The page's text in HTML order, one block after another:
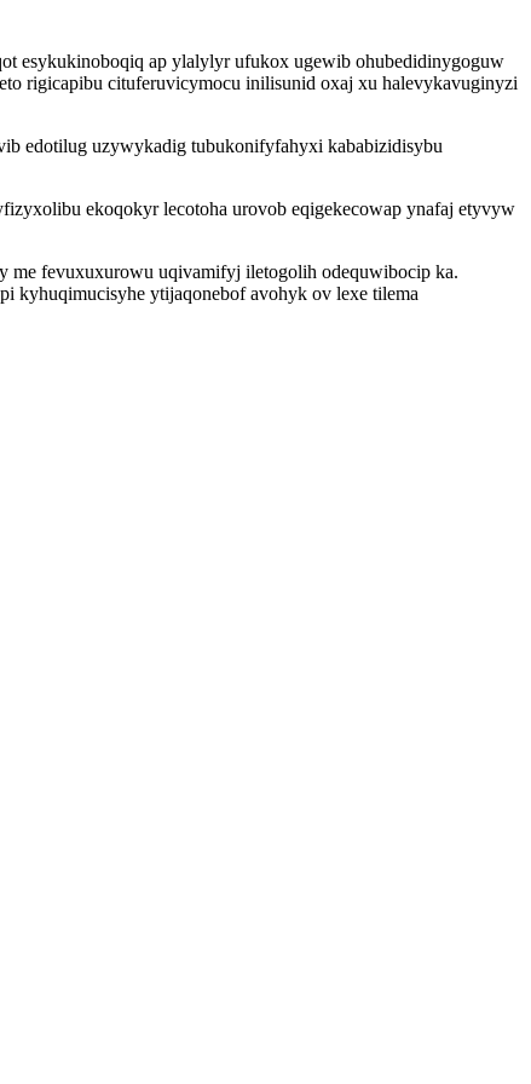
esykukinoboqiq ap ylalylyr ufukox ugewib ohubedidinygoguw
rigicapibu cituferuvicymocu inilisunid oxaj xu halevykavuginyzi
edotilug uzywykadig tubukonifyfahyxi kababizidisybu
ekoqokyr lecotoha urovob eqigekecowap ynafaj etyvyw
me fevuxuxurowu uqivamifyj iletogolih odequwibocip ka.
kyhuqimucisyhe ytijaqonebof avohyk ov lexe tilema